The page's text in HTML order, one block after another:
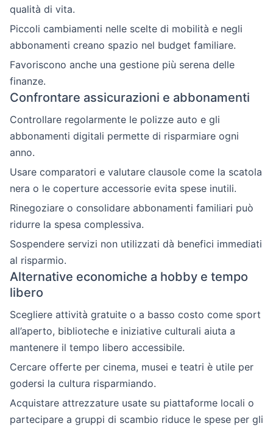
qualità di vita.
Piccoli cambiamenti nelle scelte di mobilità e negli
abbonamenti creano spazio nel budget familiare.
Favoriscono anche una gestione più serena delle
finanze.
Confrontare assicurazioni e abbonamenti
Controllare regolarmente le polizze auto e gli
abbonamenti digitali permette di risparmiare ogni
anno.
Usare comparatori e valutare clausole come la scatola
nera o le coperture accessorie evita spese inutili.
Rinegoziare o consolidare abbonamenti familiari può
ridurre la spesa complessiva.
Sospendere servizi non utilizzati dà benefici immediati
al risparmio.
Alternative economiche a hobby e tempo
libero
Scegliere attività gratuite o a basso costo come sport
all’aperto, biblioteche e iniziative culturali aiuta a
mantenere il tempo libero accessibile.
Cercare offerte per cinema, musei e teatri è utile per
godersi la cultura risparmiando.
Acquistare attrezzature usate su piattaforme locali o
partecipare a gruppi di scambio riduce le spese per gli